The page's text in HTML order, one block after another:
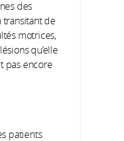
des
transitant de
motrices,
qu’elle
pas encore
patients